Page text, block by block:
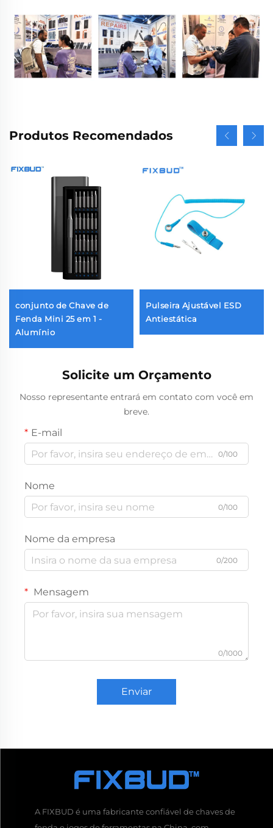
Produtos Recomendados
conjunto de Chave de
Fenda Mini 25 em 1 -
Alumínio
Pulseira Ajustável ESD
Antiestática
Solicite um Orçamento
Nosso representante entrará em contato com você em
breve.
E-mail
0/100
Nome
0/100
Nome da empresa
0/200
Mensagem
0/1000
Enviar
A FIXBUD é uma fabricante confiável de chaves de